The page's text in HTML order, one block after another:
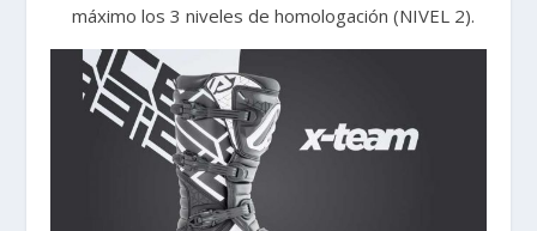
máximo los 3 niveles de homologación (NIVEL 2).